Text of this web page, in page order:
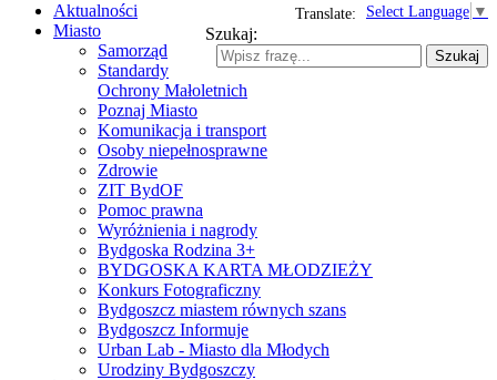
Select Language ▼
Translate:
Szukaj:
Szukaj
Aktualności
Miasto
Samorząd
Standardy
Ochrony Małoletnich
Poznaj Miasto
Komunikacja i transport
Osoby niepełnosprawne
Zdrowie
ZIT BydOF
Pomoc prawna
Wyróżnienia i nagrody
Bydgoska Rodzina 3+
BYDGOSKA KARTA MŁODZIEŻY
Konkurs Fotograficzny
Bydgoszcz miastem równych szans
Bydgoszcz Informuje
Urban Lab - Miasto dla Młodych
Urodziny Bydgoszczy